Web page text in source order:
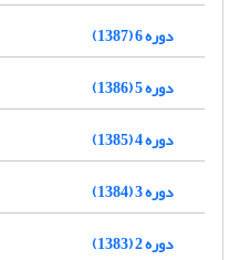
دوره 6 (1387)
دوره 5 (1386)
دوره 4 (1385)
دوره 3 (1384)
دوره 2 (1383)